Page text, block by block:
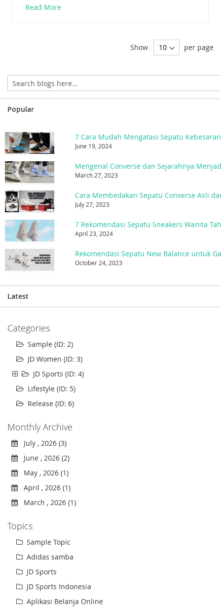
Read More
Show per page
Popular
7 Cara Mudah Mengatasi Sepatu Kebesaran
June 19, 2024
March 27, 2023
Cara Membedakan Sepatu Converse Asli
July 27, 2023
7 Rekomendasi Sepatu Sneakers Wanita
April 23, 2024
October 24, 2023
Latest
Categories
Sample (ID: 2)
JD Women (ID: 3)
JD Sports (ID: 4)
Lifestyle (ID: 5)
Release (ID: 6)
Monthly Archive
July , 2026 (3)
June , 2026 (2)
May , 2026 (1)
April , 2026 (1)
March , 2026 (1)
Topics
Sample Topic
Adidas samba
JD Sports
JD Sports Indonesia
Aplikasi Belanja Online